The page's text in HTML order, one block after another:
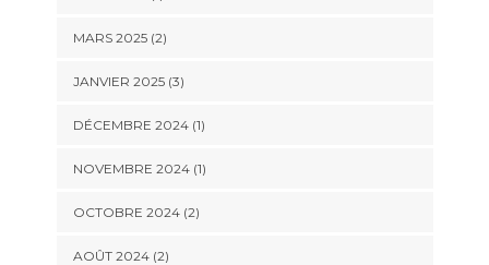
MARS 2025(2)
JANVIER 2025(3)
DÉCEMBRE 2024(1)
NOVEMBRE 2024(1)
OCTOBRE 2024(2)
AOÛT 2024(2)